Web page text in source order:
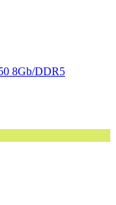
8Gb/DDR5